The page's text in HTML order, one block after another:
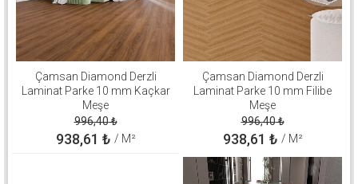
Çamsan Diamond Derzli
Laminat Parke 10 mm Kaçkar
Meşe
996,40₺
938,61 ₺ / M²
Çamsan Diamond Derzli
Laminat Parke 10 mm Filibe
Meşe
996,40₺
938,61 ₺ / M²